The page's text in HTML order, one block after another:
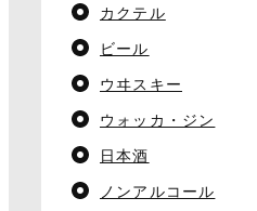
カクテル
ビール
ウヰスキー
ウォッカ・ジン
日本酒
ノンアルコール